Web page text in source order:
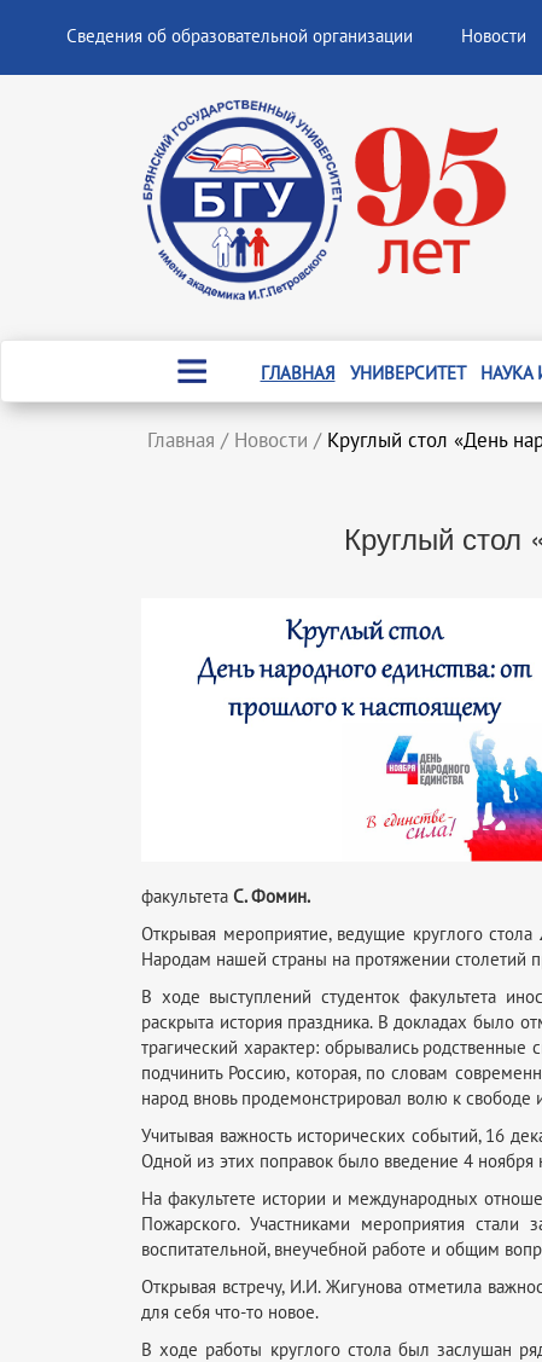
Сведения об образовательной организации Новости
ГЛАВНАЯ УНИВЕРСИТЕТ НАУКА
Главная / Новости / Круглый стол «День
Круглый стол
факультета С. Фомин.
Открывая мероприятие, ведущие круглого стола
Народам нашей страны на протяжении столетий
В ходе выступлений студенток факультета
раскрыта история праздника. В докладах было
трагический характер: обрывались
подчинить Россию, которая, по словам
народ вновь продемонстрировал волю к свободе
Учитывая важность исторических событий, 16
Одной из этих поправок было введение 4 ноября
На факультете истории и международных
Пожарского. Участниками мероприятия стали
воспитательной, внеучебной работе и общим
Открывая встречу, И.И. Жигунова отметила
для себя что-то новое.
В ходе работы круглого стола был заслушан